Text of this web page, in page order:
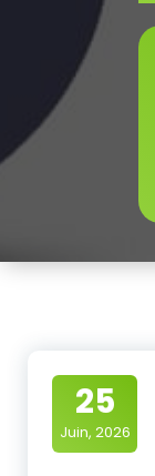
25
Juin, 2026